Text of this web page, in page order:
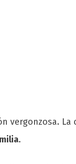
vergonzosa. La
.